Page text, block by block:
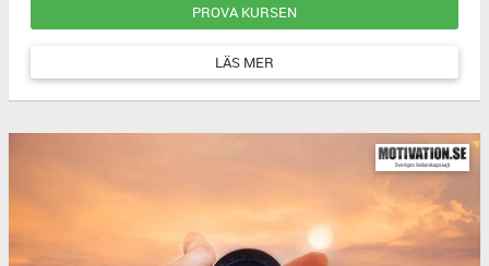
PROVA KURSEN
LÄS MER